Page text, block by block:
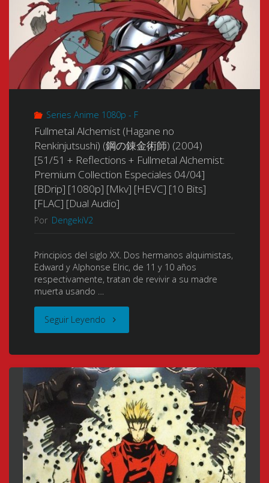
Sekai
(The
World
Only
Knows)
(神
の
ぞ
知
る
セ
イ)
(2010)
[BDrip]
[12/12]
Series Anime 1080p - F
Fullmetal Alchemist (Hagane no
Renkinjutsushi) (鋼の錬金術師) (2004)
[51/51 + Reflections + Fullmetal Alchemist:
Premium Collection Especiales 04/04]
[BDrip] [1080p] [Mkv] [HEVC] [10 Bits]
[FLAC] [Dual Audio]
Por DengekiV2
Principios del siglo XX. Dos hermanos alquimistas,
Edward y Alphonse Elric, de 11 y 10 años
respectivamente, tratan de revivir a su madre
muerta usando …
Seguir Leyendo "Fullmetal
(Hagane
no
Renkinjutsushi)
(鋼
の